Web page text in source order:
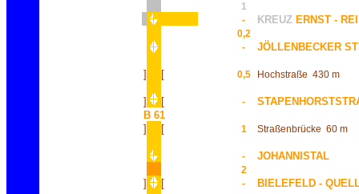
1
-
KREUZ ERNST -
0,2
-
JÖLLENBECKER
] [ 0,5 Hochstraße 430 m
] [ -
B 61
]
[ 1 Straßenbrücke 60 m
- JOHANNISTAL
2
] [ - BIELEFELD -